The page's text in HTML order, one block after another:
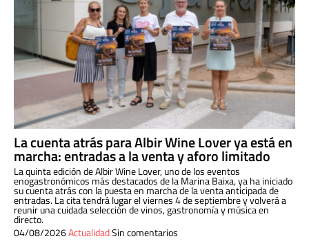
La cuenta atrás para Albir Wine Lover ya está en
marcha: entradas a la venta y aforo limitado
La quinta edición de Albir Wine Lover, uno de los eventos
enogastronómicos más destacados de la Marina Baixa, ya ha iniciado
su cuenta atrás con la puesta en marcha de la venta anticipada de
entradas. La cita tendrá lugar el viernes 4 de septiembre y volverá a
reunir una cuidada selección de vinos, gastronomía y música en
directo.
04/08/2026ActualidadSin comentarios